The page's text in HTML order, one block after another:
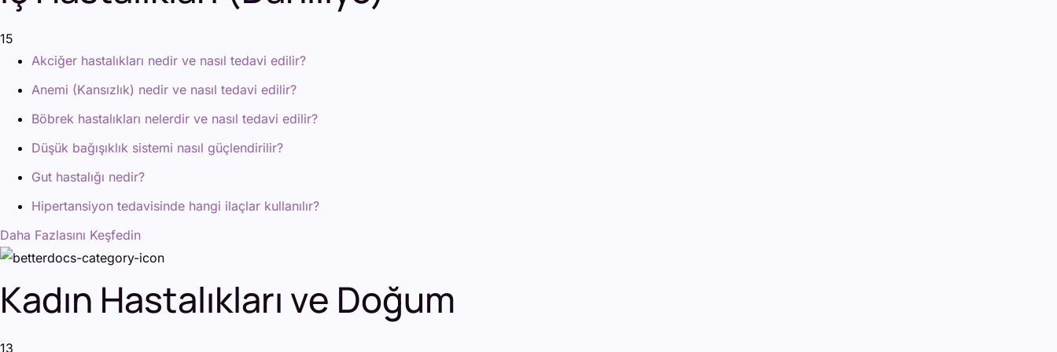
15
Akciğer hastalıkları nedir ve nasıl tedavi edilir?
Anemi (Kansızlık) nedir ve nasıl tedavi edilir?
Böbrek hastalıkları nelerdir ve nasıl tedavi edilir?
Düşük bağışıklık sistemi nasıl güçlendirilir?
Gut hastalığı nedir?
Hipertansiyon tedavisinde hangi ilaçlar kullanılır?
Daha Fazlasını Keşfedin
Kadın Hastalıkları ve Doğum
13